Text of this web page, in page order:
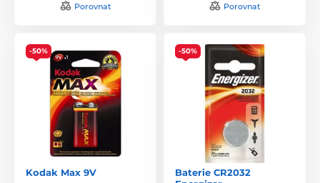
Porovnat Porovnat
-50%
Kodak Max 9V
-50%
Baterie CR2032